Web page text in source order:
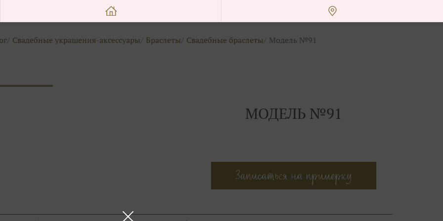
Свадебные украшения-аксессуары Браслеты Свадебные браслеты Модель №91
МОДЕЛЬ №91
Записаться на примерку